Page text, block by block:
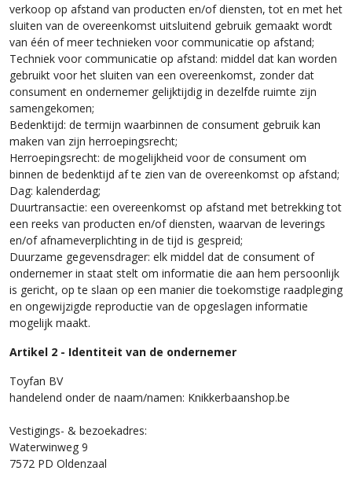
verkoop op afstand van producten en/of diensten, tot en met het
sluiten van de overeenkomst uitsluitend gebruik gemaakt wordt
van één of meer technieken voor communicatie op afstand;
Techniek voor communicatie op afstand: middel dat kan worden
gebruikt voor het sluiten van een overeenkomst, zonder dat
consument en ondernemer gelijktijdig in dezelfde ruimte zijn
samengekomen;
Bedenktijd: de termijn waarbinnen de consument gebruik kan
maken van zijn herroepingsrecht;
Herroepingsrecht: de mogelijkheid voor de consument om
binnen de bedenktijd af te zien van de overeenkomst op afstand;
Dag: kalenderdag;
Duurtransactie: een overeenkomst op afstand met betrekking tot
een reeks van producten en/of diensten, waarvan de leverings
en/of afnameverplichting in de tijd is gespreid;
Duurzame gegevensdrager: elk middel dat de consument of
ondernemer in staat stelt om informatie die aan hem persoonlijk
is gericht, op te slaan op een manier die toekomstige raadpleging
en ongewijzigde reproductie van de opgeslagen informatie
mogelijk maakt.
Artikel 2 - Identiteit van de ondernemer
Toyfan BV
handelend onder de naam/namen: Knikkerbaanshop.be
Vestigings- & bezoekadres:
Waterwinweg 9
7572 PD Oldenzaal